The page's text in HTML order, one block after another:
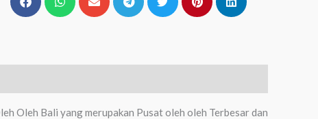
Oleh Bali yang merupakan Pusat oleh oleh Terbesar dan